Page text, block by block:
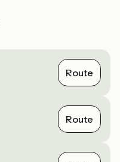
Route
Route